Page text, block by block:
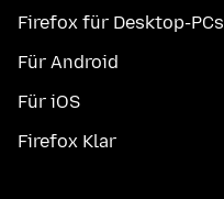
Firefox für Desktop-PCs
Für Android
Für iOS
Firefox Klar